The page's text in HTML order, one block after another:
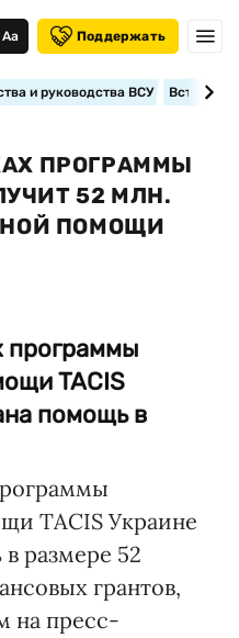
Аа Поддержать
и руководства ВСУ
ПРОГРАММЫ
52 МЛН.
ПОМОЩИ
программы
TACIS
помощь в
TACIS Украине
размере 52
грантов,
на пресс-